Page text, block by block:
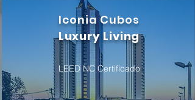
Iconia Cubos
Luxury Living
LEED NC Certificado